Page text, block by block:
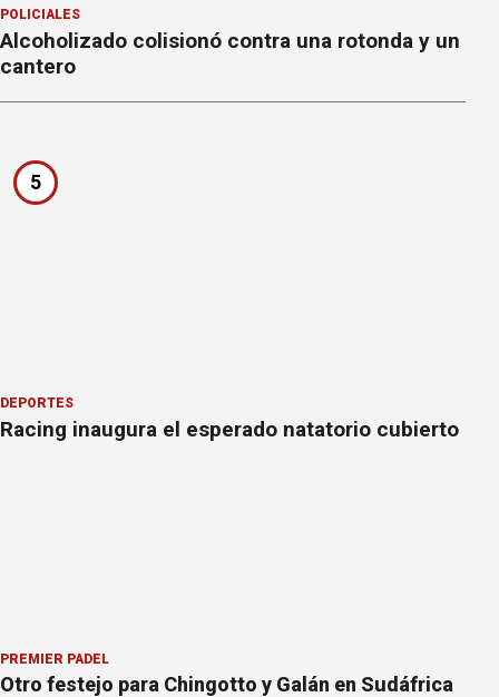
POLICIALES
Alcoholizado colisionó contra una rotonda y un
cantero
5
DEPORTES
Racing inaugura el esperado natatorio cubierto
PREMIER PÁDEL
Otro festejo para Chingotto y Galán en Sudáfrica